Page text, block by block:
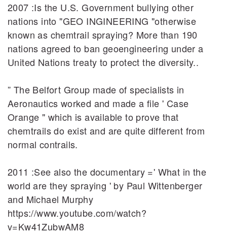
2007 :Is the U.S. Government bullying other
nations into "GEO INGINEERING "otherwise
known as chemtrail spraying? More than 190
nations agreed to ban geoengineering under a
United Nations treaty to protect the diversity..
” The Belfort Group made of specialists in
Aeronautics worked and made a file ' Case
Orange " which is available to prove that
chemtrails do exist and are quite different from
normal contrails.
2011 :See also the documentary =' What in the
world are they spraying ' by Paul Wittenberger
and Michael Murphy
https://www.youtube.com/watch?
v=Kw41ZubwAM8